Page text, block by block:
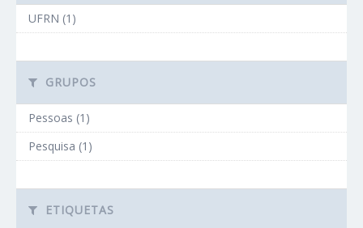
UFRN (1)
GRUPOS
Pessoas (1)
Pesquisa (1)
ETIQUETAS